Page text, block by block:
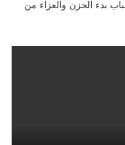
بدء الحزن والعزاء من